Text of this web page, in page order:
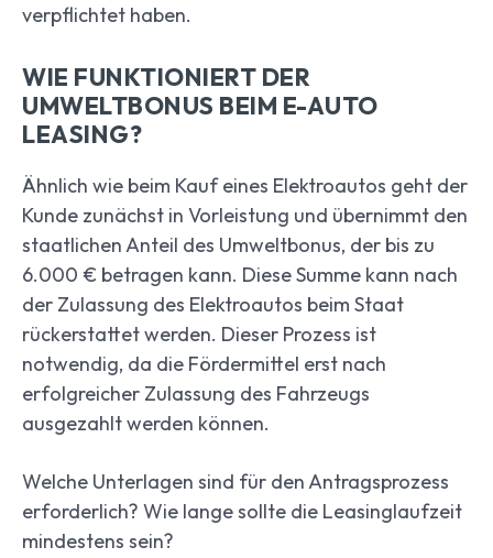
verpflichtet haben.
WIE FUNKTIONIERT DER
UMWELTBONUS BEIM E-AUTO
LEASING?
Ähnlich wie beim Kauf eines Elektroautos geht der
Kunde zunächst in Vorleistung und übernimmt den
staatlichen Anteil des Umweltbonus, der bis zu
6.000 € betragen kann. Diese Summe kann nach
der Zulassung des Elektroautos beim Staat
rückerstattet werden. Dieser Prozess ist
notwendig, da die Fördermittel erst nach
erfolgreicher Zulassung des Fahrzeugs
ausgezahlt werden können.
Welche Unterlagen sind für den Antragsprozess
erforderlich? Wie lange sollte die Leasinglaufzeit
mindestens sein?